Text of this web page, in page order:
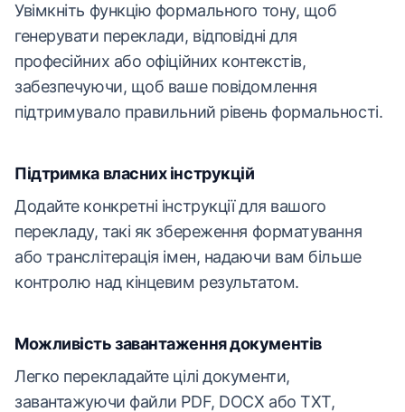
Увімкніть функцію формального тону, щоб
генерувати переклади, відповідні для
професійних або офіційних контекстів,
забезпечуючи, щоб ваше повідомлення
підтримувало правильний рівень формальності.
Підтримка власних інструкцій
Додайте конкретні інструкції для вашого
перекладу, такі як збереження форматування
або транслітерація імен, надаючи вам більше
контролю над кінцевим результатом.
Можливість завантаження документів
Легко перекладайте цілі документи,
завантажуючи файли PDF, DOCX або TXT,